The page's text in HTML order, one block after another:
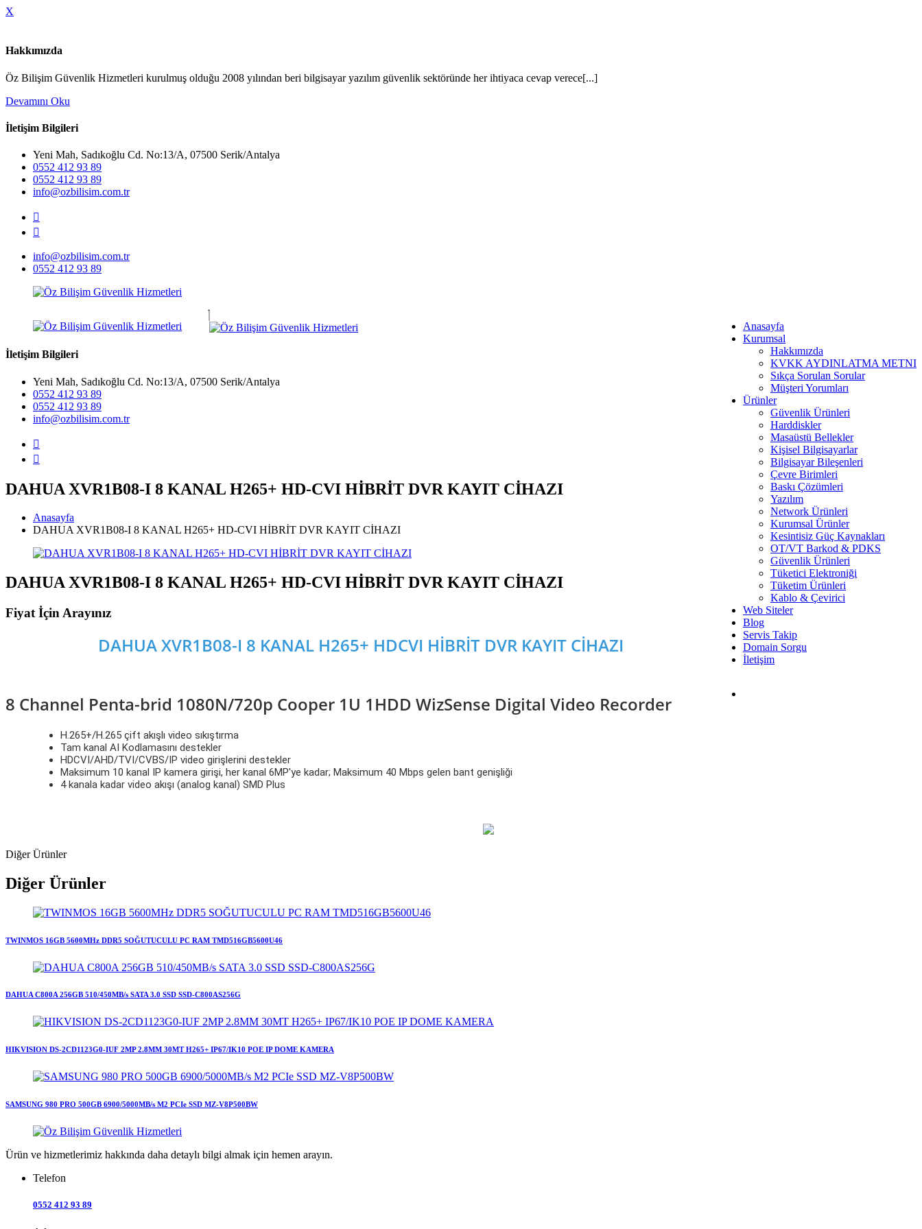
X
Hakkımızda
Öz Bilişim Güvenlik Hizmetleri kurulmuş olduğu 2008 yılından beri bilgisayar yazılım güvenlik sektöründe her ihtiyaca cevap verece[...]
Devamını Oku
İletişim Bilgileri
Yeni Mah, Sadıkoğlu Cd. No:13/A, 07500 Serik/Antalya
0552 412 93 89
0552 412 93 89
info@ozbilisim.com.tr
info@ozbilisim.com.tr
0552 412 93 89
Anasayfa
Kurumsal
Hakkımızda
KVKK AYDINLATMA METNI
Sıkça Sorulan Sorular
Müşteri Yorumları
Ürünler
Güvenlik Ürünleri
Harddiskler
Masaüstü Bellekler
Kişisel Bilgisayarlar
Bilgisayar Bileşenleri
Çevre Birimleri
Baskı Çözümleri
Yazılım
Network Ürünleri
Kurumsal Ürünler
Kesintisiz Güç Kaynakları
OT/VT Barkod & PDKS
Güvenlik Ürünleri
Tüketici Elektroniği
Tüketim Ürünleri
Kablo & Çevirici
Web Siteler
Blog
Servis Takip
Domain Sorgu
İletişim
İletişim Bilgileri
Yeni Mah, Sadıkoğlu Cd. No:13/A, 07500 Serik/Antalya
0552 412 93 89
0552 412 93 89
info@ozbilisim.com.tr
DAHUA XVR1B08-I 8 KANAL H265+ HD-CVI HİBRİT DVR KAYIT CİHAZI
Anasayfa
DAHUA XVR1B08-I 8 KANAL H265+ HD-CVI HİBRİT DVR KAYIT CİHAZI
DAHUA XVR1B08-I 8 KANAL H265+ HD-CVI HİBRİT DVR KAYIT CİHAZI
Fiyat İçin Arayınız
DAHUA XVR1B08-I 8 KANAL H265+ HDCVI HİBRİT DVR KAYIT CİHAZI
8 Channel Penta-brid 1080N/720p Cooper 1U 1HDD WizSense Digital Video Recorder
H.265+/H.265 çift akışlı video sıkıştırma
Tam kanal AI Kodlamasını destekler
HDCVI/AHD/TVI/CVBS/IP video girişlerini destekler
Maksimum 10 kanal IP kamera girişi, her kanal 6MP'ye kadar; Maksimum 40 Mbps gelen bant genişliği
4 kanala kadar video akışı (analog kanal) SMD Plus
Diğer Ürünler
Diğer Ürünler
TWINMOS 16GB 5600MHz DDR5 SOĞUTUCULU PC RAM TMD516GB5600U46
DAHUA C800A 256GB 510/450MB/s SATA 3.0 SSD SSD-C800AS256G
HIKVISION DS-2CD1123G0-IUF 2MP 2.8MM 30MT H265+ IP67/IK10 POE IP DOME KAMERA
SAMSUNG 980 PRO 500GB 6900/5000MB/s M2 PCIe SSD MZ-V8P500BW
Ürün ve hizmetlerimiz hakkında daha detaylı bilgi almak için hemen arayın.
Telefon
0552 412 93 89